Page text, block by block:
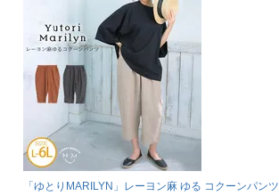
「ゆとりMARILYN」レーヨン麻 ゆる コクーンパンツ